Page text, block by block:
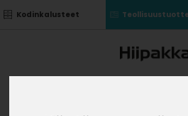
Kodinkalusteet